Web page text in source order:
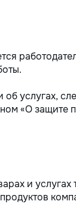
услугах,
«О защите
и услугах